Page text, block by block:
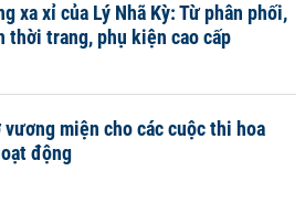
xa xỉ của Lý Nhã Kỳ: Từ phân phối,
trang, phụ kiện cao cấp
miện cho các cuộc thi hoa
động